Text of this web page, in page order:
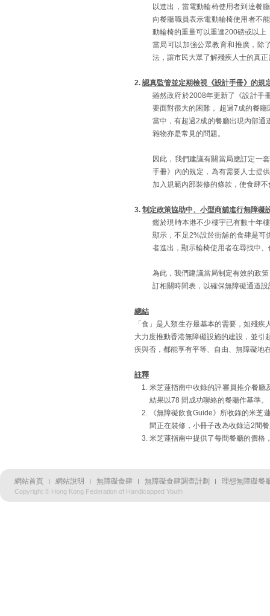
以進出，當電動輪椅使用者到達餐
向餐廳職員表示電動輪椅使用者不
動輪椅的重量可以重達200磅或以
當局可以加強公眾教育和推廣，除
法，讓市民大眾了解殘疾人士的真
2. 認真監管並定期檢視《設計手冊》的規
雖然政府於2008年更新了《設計手
要面對很大的困難， 超過7成的餐
當中，有超過2成的餐廳出現內部通
雜物亦是常見的問題。
因此，我們建議有關當局應訂定一
手冊》內的規定，為有需要人士提
加入規範內部裝修的條款，使食肆
3. 制定政策協助中、小型商舖進行無障礙
鑑於現時本港不少樓宇已有數十年
顯示，不足2%設於街舖的食肆是可
者進出，顯示輪椅使用者在尋找中
為此，我們建議當局制定有效的政
訂相關時間表，以確保無障礙通道
總結
「食」是人類生存最基本的需要，如殘
大力度推動香港無障礙設施的建設，並引
疾與否，都能享有平等、自由、無障礙地
註釋
米芝蓮指南中收錄的評審員推介餐廳
結果以78 間成功聯絡的餐廳作基準。
《無障礙飲食Guide》所收錄的米
間正在裝修，小冊子改為收錄這2間
米芝蓮指南中提供了每間餐廳的價格
網站首頁 網站說明 無障礙食肆 無障礙食肆調查計劃 理想無障礙餐
Copyright © Hong Kong Federation of Handicapped Youth